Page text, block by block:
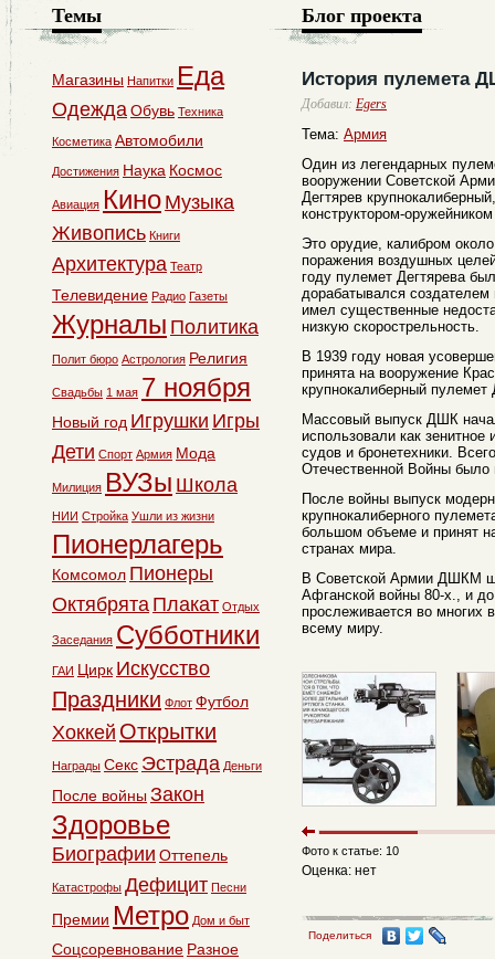
Блог проекта
История пулемета
Добавил: Egers
Тема: Армия
Один из легендарных
вооружении Советской
Дегтярев
конструктором-
Это орудие, калибром
поражения воздушных
году пулемет Дегтярева
дорабатывался создателем
имел существенные
низкую скорострельность.
В 1939 году новая
принята на вооружение
крупнокалиберный пулемет
Массовый выпуск ДШК
использовали как
судов и бронетехники.
Отечественной Войны
После войны выпуск
крупнокалиберного
большом объеме и принят
странах мира.
В Советской Армии ДШКМ
Афганской войны 80-х., и до
прослеживается во многих
всему миру.
Фото к статье: 10
Оценка: нет
Поделиться
Темы
Магазины Напитки Еда
ОдеждаОбувь Техника
Косметика Автомобили
Достижения Наука Космос
Авиация Кино Музыка
Живопись Книги
Архитектура Театр
Телевидение Радио Газеты
Журналы Политика
Полит бюро Астрология Религия
Свадьбы 1 мая 7 ноября
Новый год Игрушки Игры
Дети Спорт Армия Мода
Милиция ВУЗы Школа
НИИ Стройка Ушли из жизни
Пионерлагерь
Комсомол Пионеры
Октябрята Плакат Отдых
Заседания Субботники
ГАИ Цирк Искусство
Праздники Флот Футбол
Хоккей Открытки
Награды Секс Эстрада Деньги
После войны Закон
Здоровье
Биографии Оттепель
Катастрофы Дефицит Песни
Премии Метро Дом и быт
Соцсоревнование Разное